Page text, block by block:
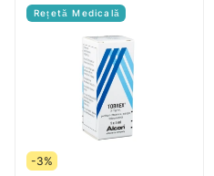
Rețetă Medicală
-3%